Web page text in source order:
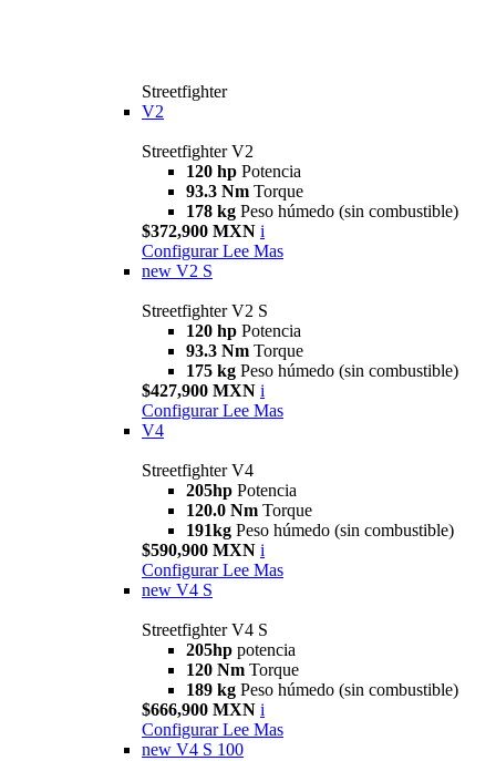
Streetfighter
V2
Streetfighter V2
120 hp Potencia
93.3 Nm Torque
178 kg Peso húmedo (sin combustible)
$372,900 MXN i
Configurar Lee Mas
new V2 S
Streetfighter V2 S
120 hp Potencia
93.3 Nm Torque
175 kg Peso húmedo (sin combustible)
$427,900 MXN i
Configurar Lee Mas
V4
Streetfighter V4
205hp Potencia
120.0 Nm Torque
191kg Peso húmedo (sin combustible)
$590,900 MXN i
Configurar Lee Mas
new V4 S
Streetfighter V4 S
205hp potencia
120 Nm Torque
189 kg Peso húmedo (sin combustible)
$666,900 MXN i
Configurar Lee Mas
new V4 S 100